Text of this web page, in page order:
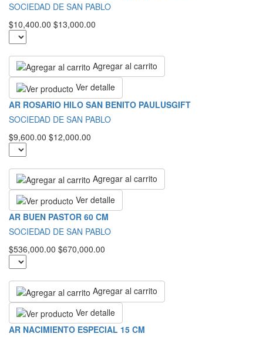
SOCIEDAD DE SAN PABLO
$10,400.00 $13,000.00
Agregar al carrito
Ver detalle
AR ROSARIO HILO SAN BENITO PAULUSGIFT
SOCIEDAD DE SAN PABLO
$9,600.00 $12,000.00
Agregar al carrito
Ver detalle
AR BUEN PASTOR 60 CM
SOCIEDAD DE SAN PABLO
$536,000.00 $670,000.00
Agregar al carrito
Ver detalle
AR NACIMIENTO ESPECIAL 15 CM